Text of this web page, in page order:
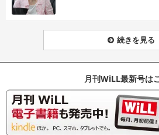
続きを見る
月刊WiLL最新号は